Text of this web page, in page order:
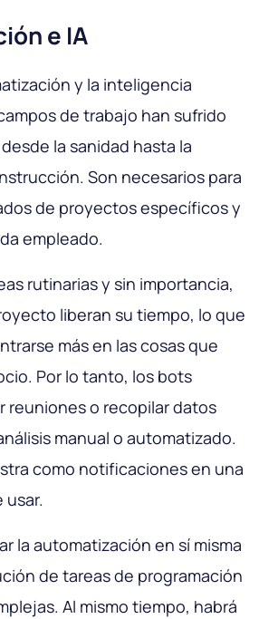
e IA
y la inteligencia
de trabajo han sufrido
la sanidad hasta la
Son necesarios para
de proyectos específicos y
empleado.
rutinarias y sin importancia,
liberan su tiempo, lo que
más en las cosas que
Por lo tanto, los bots
reuniones o recopilar datos
manual o automatizado.
como notificaciones en una
usar.
la automatización en sí misma
de tareas de programación
Al mismo tiempo, habrá